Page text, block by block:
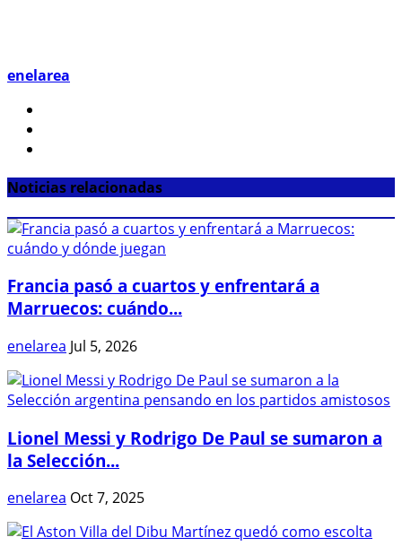
enelarea
Noticias relacionadas
Francia pasó a cuartos y enfrentará a
Marruecos: cuándo...
enelarea Jul 5, 2026
Lionel Messi y Rodrigo De Paul se sumaron a
la Selección...
enelarea Oct 7, 2025